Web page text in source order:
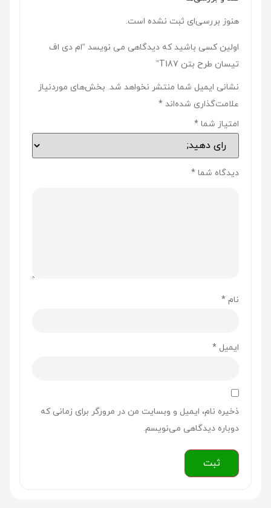
هنوز بررسی‌ای ثبت نشده است.
اولین کسی باشید که دیدگاهی می نویسد “ام دی اف
تیسان طرح بتن T187”
نشانی ایمیل شما منتشر نخواهد شد. بخش‌های موردنیاز
علامت‌گذاری شده‌اند *
امتیاز شما *
دیدگاه شما *
نام *
ایمیل *
ذخیره نام، ایمیل و وبسایت من در مرورگر برای زمانی که
دوباره دیدگاهی می‌نویسم.